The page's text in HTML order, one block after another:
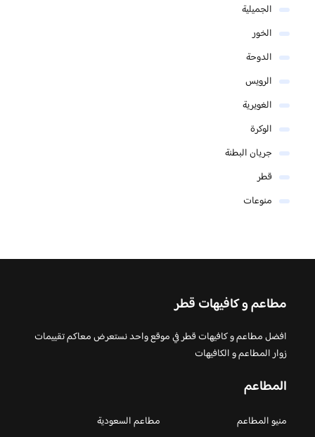
الجميلية
الخور
الدوحة
الرويس
الغويرية
الوكرة
جريان البطنة
قطر
منوعات
مطاعم و كافيهات قطر
افضل مطاعم و كافيهات قطر في موقع واحد نستعرض معاكم تقييمات
زوار المطاعم و الكافيهات
المطاعم
منيو المطاعم
مطاعم السعودية